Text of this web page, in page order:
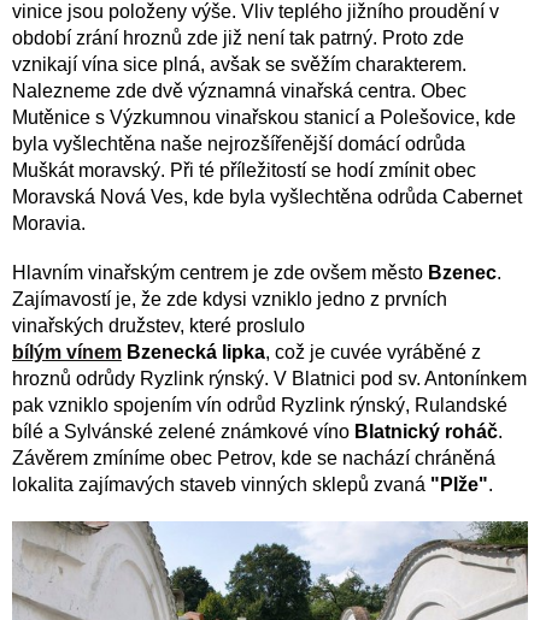
vinice jsou položeny výše. Vliv teplého jižního proudění v
období zrání hroznů zde již není tak patrný. Proto zde
vznikají vína sice plná, avšak se svěžím charakterem.
Nalezneme zde dvě významná vinařská centra. Obec
Mutěnice s Výzkumnou vinařskou stanicí a Polešovice, kde
byla vyšlechtěna naše nejrozšířenější domácí odrůda
Muškát moravský. Při té příležitostí se hodí zmínit obec
Moravská Nová Ves, kde byla vyšlechtěna odrůda Cabernet
Moravia.
Hlavním vinařským centrem je zde ovšem město Bzenec.
Zajímavostí je, že zde kdysi vzniklo jedno z prvních
vinařských družstev, které proslulo
bílým vínem Bzenecká lipka, což je cuvée vyráběné z
hroznů odrůdy Ryzlink rýnský. V Blatnici pod sv. Antonínkem
pak vzniklo spojením vín odrůd Ryzlink rýnský, Rulandské
bílé a Sylvánské zelené známkové víno Blatnický roháč.
Závěrem zmíníme obec Petrov, kde se nachází chráněná
lokalita zajímavých staveb vinných sklepů zvaná "Plže".